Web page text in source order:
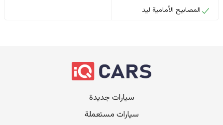
المصابيح الأمامية ليد
سيارات جديدة
سيارات مستعملة